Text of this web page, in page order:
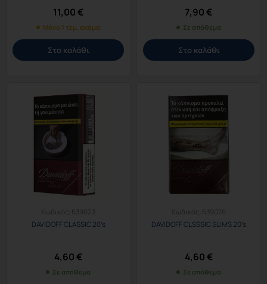
11,00€
Μόνο 1 τεμ. ακόμα
Στο καλάθι
7,90€
Σε απόθεμα
Στο καλάθι
Κωδικός:
639023
DAVIDOFF CLASSIC 20’s
4,60€
Σε απόθεμα
Κωδικός:
DAVIDOFF CLSSSIC SLIMS 20’s
4,60€
Σε απόθεμα